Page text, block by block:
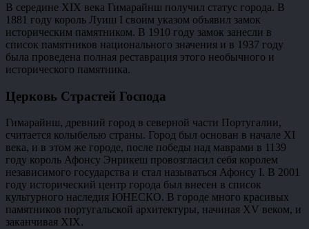
В середине ХІХ века Гимарайнш получил статус города. В
1881 году король Луиш I своим указом объявил замок
историческим памятником. В 1910 году замок занесли в
список памятников национального значения и в 1937 году
была проведена полная реставрация этого необычного и
исторического памятника.
Церковь Страстей Господа
Гимарайнш, древний город в северной части Португалии,
считается колыбелью страны. Город был основан в начале XI
века, и в этом же городе, после победы над маврами в 1139
году король Афонсу Энрикеш провозгласил себя королем
независимого государства и стал называться Афонсу I. В 2001
году исторический центр города был внесен в список
культурного наследия ЮНЕСКО. В городе много красивых
памятников португальской архитектуры, начиная XV веком, и
заканчивая XIX.